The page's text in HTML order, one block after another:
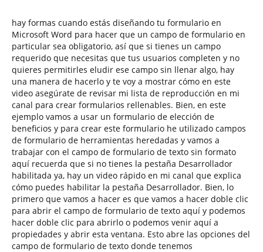
hay formas cuando estás diseñando tu formulario en
Microsoft Word para hacer que un campo de formulario en
particular sea obligatorio, así que si tienes un campo
requerido que necesitas que tus usuarios completen y no
quieres permitirles eludir ese campo sin llenar algo, hay
una manera de hacerlo y te voy a mostrar cómo en este
video asegúrate de revisar mi lista de reproducción en mi
canal para crear formularios rellenables. Bien, en este
ejemplo vamos a usar un formulario de elección de
beneficios y para crear este formulario he utilizado campos
de formulario de herramientas heredadas y vamos a
trabajar con el campo de formulario de texto sin formato
aquí recuerda que si no tienes la pestaña Desarrollador
habilitada ya, hay un video rápido en mi canal que explica
cómo puedes habilitar la pestaña Desarrollador. Bien, lo
primero que vamos a hacer es que vamos a hacer doble clic
para abrir el campo de formulario de texto aquí y podemos
hacer doble clic para abrirlo o podemos venir aquí a
propiedades y abrir esta ventana. Esto abre las opciones del
campo de formulario de texto donde tenemos